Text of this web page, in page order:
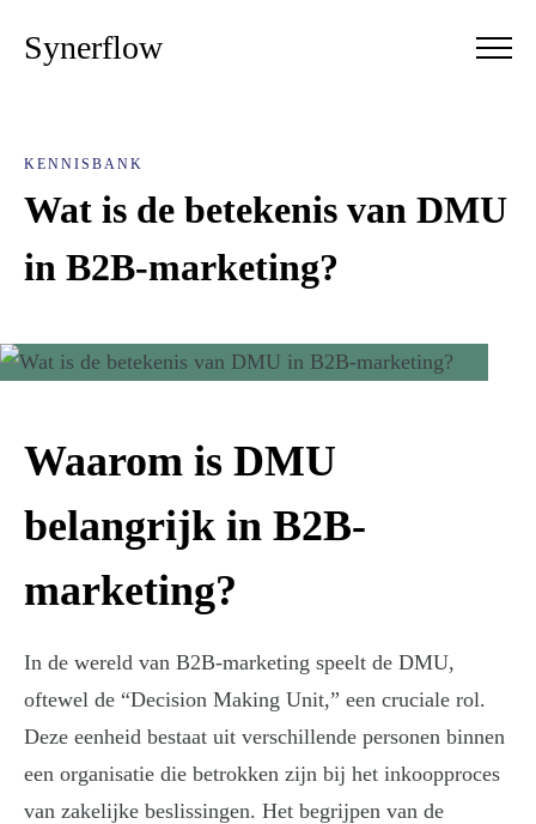
Synerflow
KENNISBANK
Wat is de betekenis van DMU
in B2B-marketing?
Waarom is DMU
belangrijk in B2B-
marketing?
In de wereld van B2B-marketing speelt de DMU,
oftewel de “Decision Making Unit,” een cruciale rol.
Deze eenheid bestaat uit verschillende personen binnen
een organisatie die betrokken zijn bij het inkoopproces
van zakelijke beslissingen. Het begrijpen van de